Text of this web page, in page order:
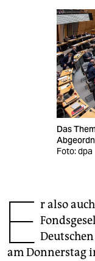
wahrheit
veranstaltungen
fragen & hilfe
abo
genossenschaft
epaper login
Das
Foto: dpa
E r also
am Donnerstag